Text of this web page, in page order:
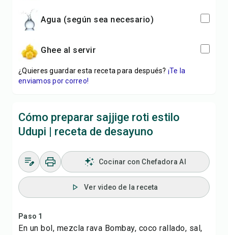
agua (según sea necesario)
ghee al servir
¿Quieres guardar esta receta para después? ¡Te la
enviamos por correo!
Cómo preparar sajjige roti estilo
Udupi | receta de desayuno
Cocinar con Chefadora AI
Ver video de la receta
Paso 1
En un bol, mezcla rava Bombay, coco rallado, sal,